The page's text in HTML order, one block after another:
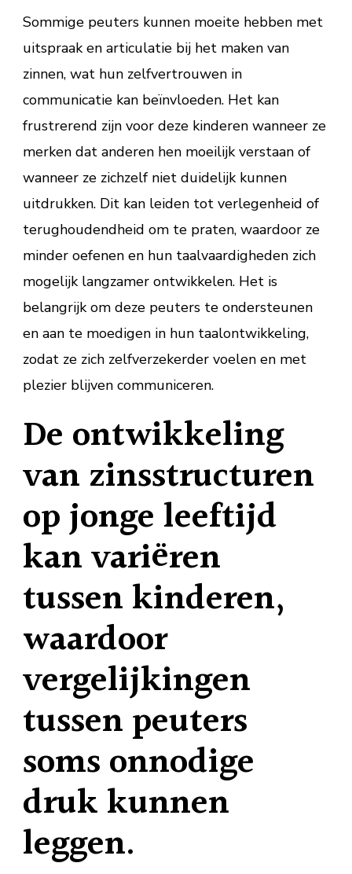
Sommige peuters kunnen moeite hebben met
uitspraak en articulatie bij het maken van
zinnen, wat hun zelfvertrouwen in
communicatie kan beïnvloeden. Het kan
frustrerend zijn voor deze kinderen wanneer ze
merken dat anderen hen moeilijk verstaan of
wanneer ze zichzelf niet duidelijk kunnen
uitdrukken. Dit kan leiden tot verlegenheid of
terughoudendheid om te praten, waardoor ze
minder oefenen en hun taalvaardigheden zich
mogelijk langzamer ontwikkelen. Het is
belangrijk om deze peuters te ondersteunen
en aan te moedigen in hun taalontwikkeling,
zodat ze zich zelfverzekerder voelen en met
plezier blijven communiceren.
De ontwikkeling
van zinsstructuren
op jonge leeftijd
kan variëren
tussen kinderen,
waardoor
vergelijkingen
tussen peuters
soms onnodige
druk kunnen
leggen.